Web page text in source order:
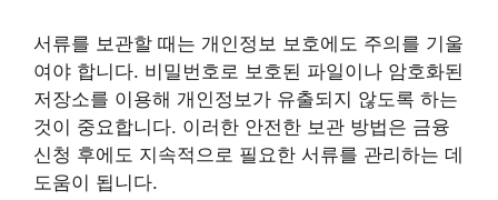
서류를 보관할 때는 개인정보 보호에도 주의를 기울
여야 합니다. 비밀번호로 보호된 파일이나 암호화된
저장소를 이용해 개인정보가 유출되지 않도록 하는
것이 중요합니다. 이러한 안전한 보관 방법은 금융
신청 후에도 지속적으로 필요한 서류를 관리하는 데
도움이 됩니다.